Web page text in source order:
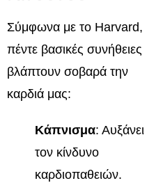
Σύμφωνα με το Harvard,
πέντε βασικές συνήθειες
βλάπτουν σοβαρά την
καρδιά μας:
Κάπνισμα: Αυξάνει
τον κίνδυνο
καρδιοπαθειών.